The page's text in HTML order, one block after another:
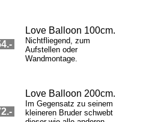
Happy Birthday
CHF 15.8
Prosecco Dry
CHF 29.9
Spitzen-Bordeaux
CHF 130
Prosecco Dry+
CHF 62.9
Pro Rosé+
CHF 62.9